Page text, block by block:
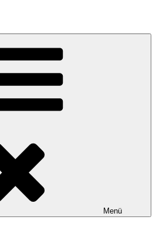
JadeWeserPort/Container
Menü